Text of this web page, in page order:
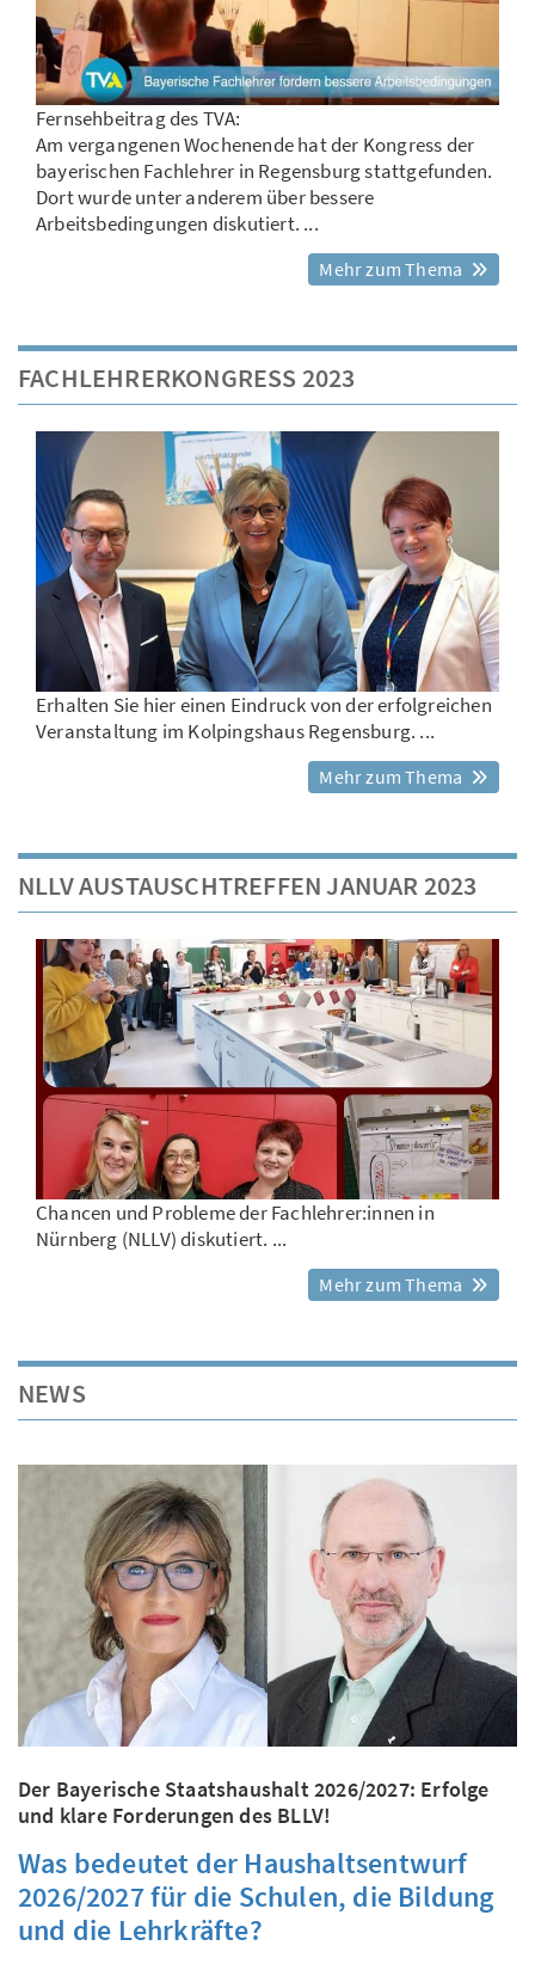
Fernsehbeitrag des TVA:
Am vergangenen Wochenende hat der Kongress der
bayerischen Fachlehrer in Regensburg stattgefunden.
Dort wurde unter anderem über bessere
Arbeitsbedingungen diskutiert. ...
Mehr zum Thema
FACHLEHRERKONGRESS 2023
Erhalten Sie hier einen Eindruck von der erfolgreichen
Veranstaltung im Kolpingshaus Regensburg. ...
Mehr zum Thema
NLLV AUSTAUSCHTREFFEN JANUAR 2023
Chancen und Probleme der Fachlehrer:innen in
Nürnberg (NLLV) diskutiert. ...
Mehr zum Thema
NEWS
Der Bayerische Staatshaushalt 2026/2027: Erfolge
und klare Forderungen des BLLV!
Was bedeutet der Haushaltsentwurf
2026/2027 für die Schulen, die Bildung
und die Lehrkräfte?